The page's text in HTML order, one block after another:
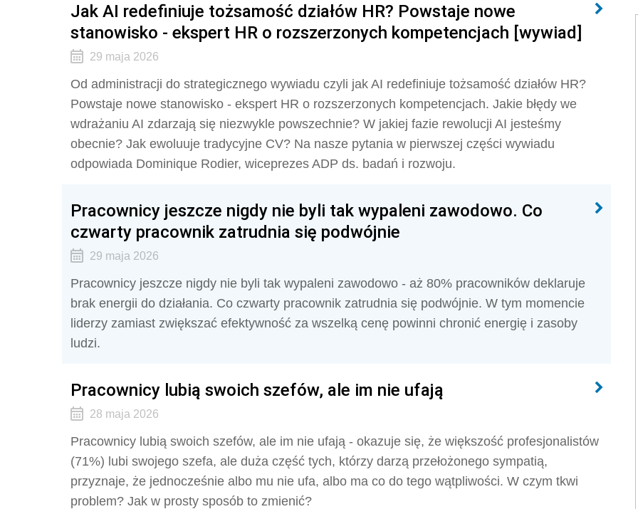
Jak AI redefiniuje tożsamość działów HR? Powstaje nowe
stanowisko - ekspert HR o rozszerzonych kompetencjach [wywiad]
29 maja 2026
Od administracji do strategicznego wywiadu czyli jak AI redefiniuje tożsamość działów HR?
Powstaje nowe stanowisko - ekspert HR o rozszerzonych kompetencjach. Jakie błędy we
wdrażaniu AI zdarzają się niezwykle powszechnie? W jakiej fazie rewolucji AI jesteśmy
obecnie? Jak ewoluuje tradycyjne CV? Na nasze pytania w pierwszej części wywiadu
odpowiada Dominique Rodier, wiceprezes ADP ds. badań i rozwoju.
Pracownicy jeszcze nigdy nie byli tak wypaleni zawodowo. Co
czwarty pracownik zatrudnia się podwójnie
29 maja 2026
Pracownicy jeszcze nigdy nie byli tak wypaleni zawodowo - aż 80% pracowników deklaruje
brak energii do działania. Co czwarty pracownik zatrudnia się podwójnie. W tym momencie
liderzy zamiast zwiększać efektywność za wszelką cenę powinni chronić energię i zasoby
ludzi.
Pracownicy lubią swoich szefów, ale im nie ufają
28 maja 2026
Pracownicy lubią swoich szefów, ale im nie ufają - okazuje się, że większość profesjonalistów
(71%) lubi swojego szefa, ale duża część tych, którzy darzą przełożonego sympatią,
przyznaje, że jednocześnie albo mu nie ufa, albo ma co do tego wątpliwości. W czym tkwi
problem? Jak w prosty sposób to zmienić?